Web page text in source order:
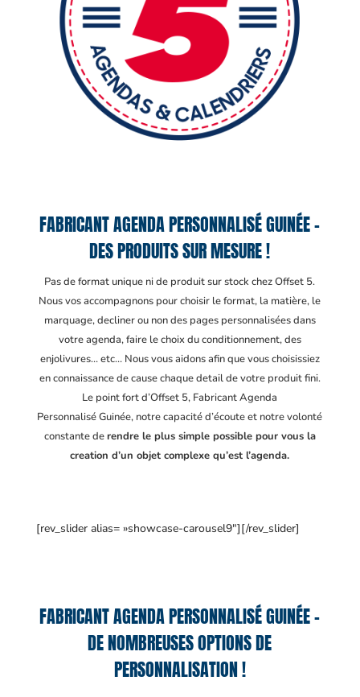
FABRICANT AGENDA PERSONNALISÉ GUINÉE –
DES PRODUITS SUR MESURE !
Pas de format unique ni de produit sur stock chez Offset 5.
Nous vos accompagnons pour choisir le format, la matière, le
marquage, decliner ou non des pages personnalisées dans
votre agenda, faire le choix du conditionnement, des
enjolivures… etc… Nous vous aidons afin que vous choisissiez
en connaissance de cause chaque detail de votre produit fini.
Le point fort d’Offset 5, Fabricant Agenda
Personnalisé Guinée, notre capacité d’écoute et notre volonté
constante derendre le plus simple possible pour vous la
creation d’un objet complexe qu’est l’agenda.
[rev_slider alias= »showcase-carousel9″][/rev_slider]
FABRICANT AGENDA PERSONNALISÉ GUINÉE –
DE NOMBREUSES OPTIONS DE
PERSONNALISATION !